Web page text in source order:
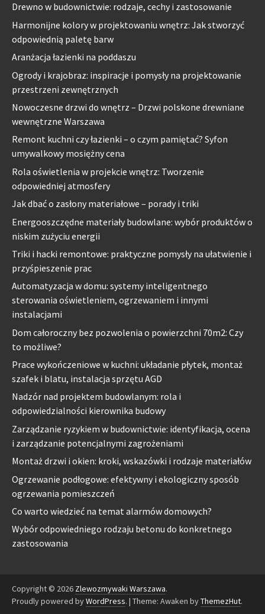
Drewno w budownictwie: rodzaje, cechy i zastosowanie
Harmonijne kolory w projektowaniu wnętrz: Jak stworzyć
odpowiednią paletę barw
Aranżacja łazienki na poddaszu
Ogrody i krajobraz: inspiracje i pomysły na projektowanie
przestrzeni zewnętrznych
Nowoczesne drzwi do wnętrz – Drzwi polskone drewniane
wewnętrzne Warszawa
Remont kuchni czy łazienki – o czym pamiętać? Syfon
umywalkowy mosiężny cena
Rola oświetlenia w projekcie wnętrz: Tworzenie
odpowiedniej atmosfery
Jak dbać o zasłony materiałowe – porady i triki
Energooszczędne materiały budowlane: wybór produktów o
niskim zużyciu energii
Triki i hacki remontowe: praktyczne pomysły na ułatwienie i
przyśpieszenie prac
Automatyzacja w domu: systemy inteligentnego
sterowania oświetleniem, ogrzewaniem i innymi
instalacjami
Dom całoroczny bez pozwolenia o powierzchni 70m2: Czy
to możliwe?
Prace wykończeniowe w kuchni: układanie płytek, montaż
szafek i blatu, instalacja sprzętu AGD
Nadzór nad projektem budowlanym: rola i
odpowiedzialności kierownika budowy
Zarządzanie ryzykiem w budownictwie: identyfikacja, ocena
i zarządzanie potencjalnymi zagrożeniami
Montaż drzwi i okien: kroki, wskazówki i rodzaje materiałów
Ogrzewanie podłogowe: efektywny i ekologiczny sposób
ogrzewania pomieszczeń
Co warto wiedzieć na temat alarmów domowych?
Wybór odpowiedniego rodzaju betonu do konkretnego
zastosowania
Copyright © 2026 Zlewozmywaki Warszawa.
Proudly powered byWordPress. | Theme: Awaken byThemezHut.